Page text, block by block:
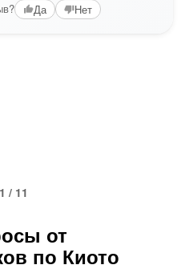
Да Нет
1 / 11
от
по Киото